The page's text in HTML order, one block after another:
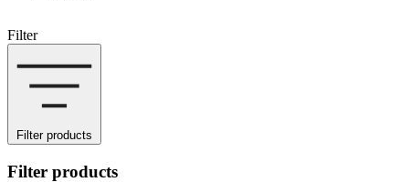
Filter
Filter products
Filter products